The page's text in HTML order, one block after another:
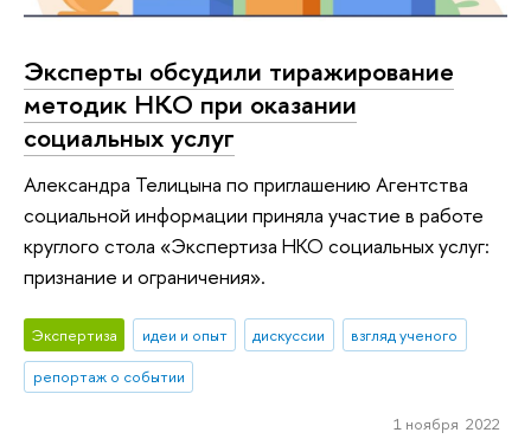
Эксперты обсудили тиражирование
методик НКО при оказании
социальных услуг
Александра Телицына по приглашению Агентства
социальной информации приняла участие в работе
круглого стола «Экспертиза НКО социальных услуг:
признание и ограничения».
Экспертиза идеи и опыт дискуссии
взгляд ученого
репортаж о событии
1 ноября 2022